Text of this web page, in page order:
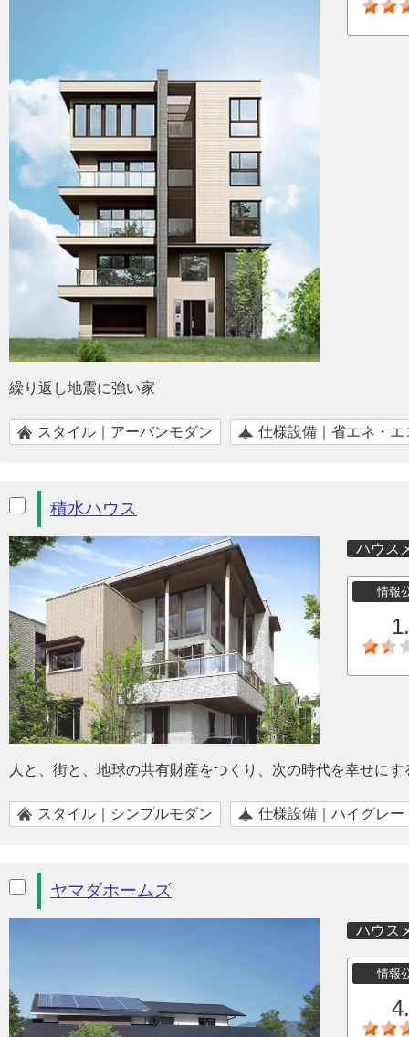
繰り返し地震に強い家
スタイル｜アーバンモダン 仕様設備｜省エネ・エ
積水ハウス
ハウス
情報
人と、街と、地球の共有財産をつくり、次の時代を幸せに
スタイル｜シンプルモダン 仕様設備｜ハイグレー
ヤマダホームズ
ハウス
情報